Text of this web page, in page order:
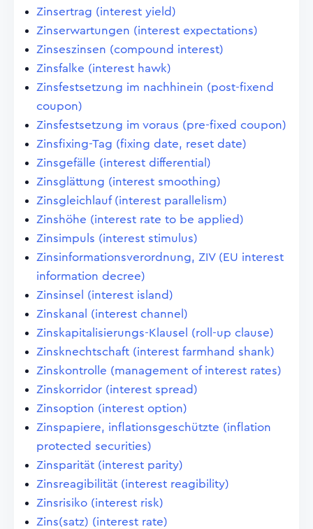
Zinsertrag (interest yield)
Zinserwartungen (interest expectations)
Zinseszinsen (compound interest)
Zinsfalke (interest hawk)
Zinsfestsetzung im nachhinein (post-fixend
coupon)
Zinsfestsetzung im voraus (pre-fixed coupon)
Zinsfixing-Tag (fixing date, reset date)
Zinsgefälle (interest differential)
Zinsglättung (interest smoothing)
Zinsgleichlauf (interest parallelism)
Zinshöhe (interest rate to be applied)
Zinsimpuls (interest stimulus)
Zinsinformationsverordnung, ZIV (EU interest
information decree)
Zinsinsel (interest island)
Zinskanal (interest channel)
Zinskapitalisierungs-Klausel (roll-up clause)
Zinsknechtschaft (interest farmhand shank)
Zinskontrolle (management of interest rates)
Zinskorridor (interest spread)
Zinsoption (interest option)
Zinspapiere, inflationsgeschützte (inflation
protected securities)
Zinsparität (interest parity)
Zinsreagibilität (interest reagibility)
Zinsrisiko (interest risk)
Zins(satz) (interest rate)